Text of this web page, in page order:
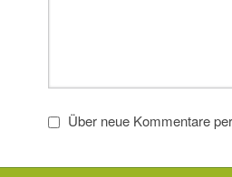
Über neue Kommentare